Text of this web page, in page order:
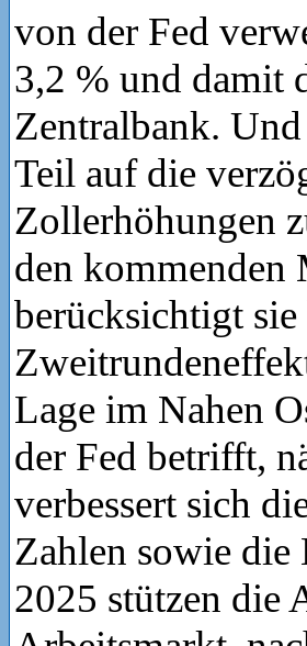
von der Fed
3,2 % und damit
Zentralbank.
Teil auf die
Zollerhöhungen
den kommenden
berücksichtigt
Lage im Nahen
der Fed betrifft,
verbessert sich
Zahlen sowie
2025 stützen die